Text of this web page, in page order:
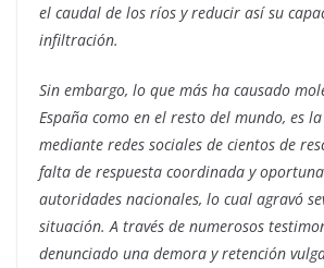
el caudal de los ríos y reducir así su
infiltración.
Sin embargo, lo que más ha causado
España como en el resto del mundo, es
mediante redes sociales de cientos de
falta de respuesta coordinada y
autoridades nacionales, lo cual agravó
situación. A través de numerosos
denunciado una demora y retención